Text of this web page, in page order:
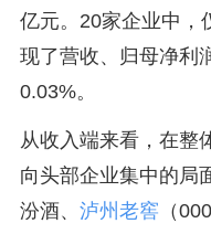
亿元。20家企业中，
现了营收、归母净利
0.03%。
从收入端来看，在整
向头部企业集中的局
汾酒、 泸州老窖 （